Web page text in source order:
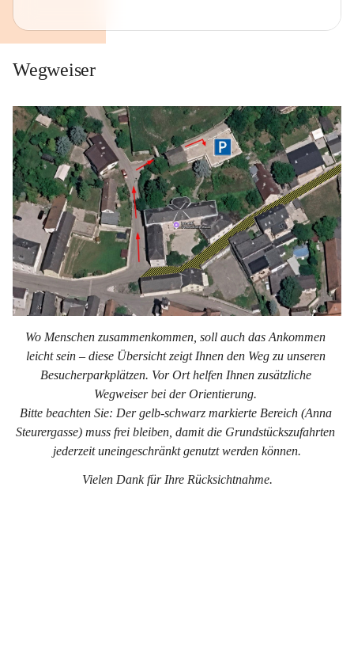
Wegweiser
Wo Menschen zusammenkommen, soll auch das Ankommen
leicht sein – diese Übersicht zeigt Ihnen den Weg zu unseren
Besucherparkplätzen. Vor Ort helfen Ihnen zusätzliche
Wegweiser bei der Orientierung.
Bitte beachten Sie: Der gelb-schwarz markierte Bereich (Anna
Steurergasse) muss frei bleiben, damit die Grundstückszufahrten
jederzeit uneingeschränkt genutzt werden können.
Vielen Dank für Ihre Rücksichtnahme.